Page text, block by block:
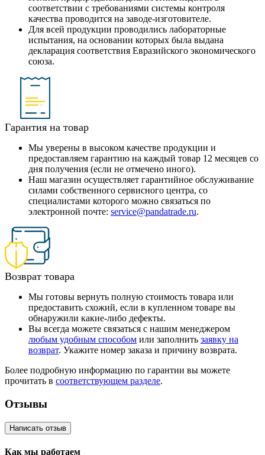
соответствии с требованиями системы контроля
качества проводится на заводе-изготовителе.
Для всей продукции проводились лабораторные
испытания, на основании которых была выдана
декларация соответствия Евразийского экономического
союза.
Гарантия на товар
Мы уверены в высоком качестве продукции и
предоставляем гарантию на каждый товар 12 месяцев со
дня получения (если не отмечено иного).
Наш магазин осуществляет гарантийное обслуживание
силами собственного сервисного центра, со
специалистами которого можно связаться по
электронной почте: service@pandatrade.ru.
Возврат товара
Мы готовы вернуть полную стоимость товара или
предоставить схожий, если в купленном товаре вы
обнаружили какие-либо дефекты.
Вы всегда можете связаться с нашим менеджером
любым удобным способом или заполнить заявку на
возврат. Укажите номер заказа и причину возврата.
Более подробную информацию по гарантии вы можете
прочитать в соответствующем разделе.
Отзывы
Написать отзыв
Как мы работаем